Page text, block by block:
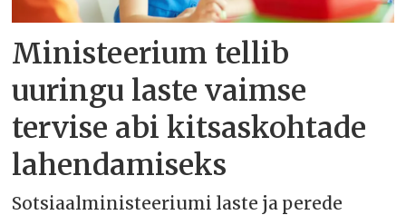
Ministeerium tellib
uuringu laste vaimse
tervise abi kitsaskohtade
lahendamiseks
Sotsiaalministeeriumi laste ja perede